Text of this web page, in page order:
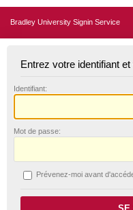
Bradley University Signin Service
Entrez votre identifiant
Identifiant:
Mot de passe:
Prévenez-moi avant